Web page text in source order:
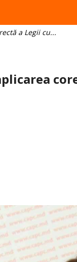
a Legii cu...